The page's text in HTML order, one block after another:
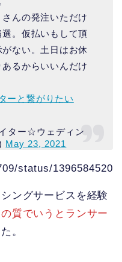
んの発注いただけ
。仮払いもして頂
ない。土日はお休
るからいいんだけ
ーと繋がりたい
ター☆ウェディン
May 23, 2021
status/1396584520
ングサービスを経験
質でいうとランサー
。